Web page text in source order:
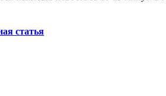
статья